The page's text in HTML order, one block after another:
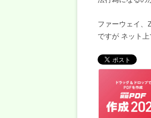
ファーウェイ、
ですが ネット